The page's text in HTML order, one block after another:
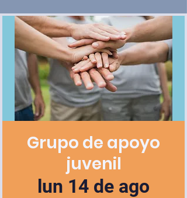
Grupo de apoyo
juvenil
lun 14 de ago